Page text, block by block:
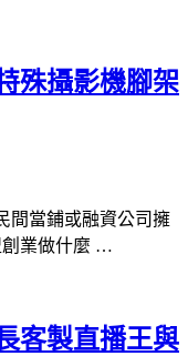
殊攝影機腳架
間當鋪或融資公司擁
創業做什麼 …
客製直播王與